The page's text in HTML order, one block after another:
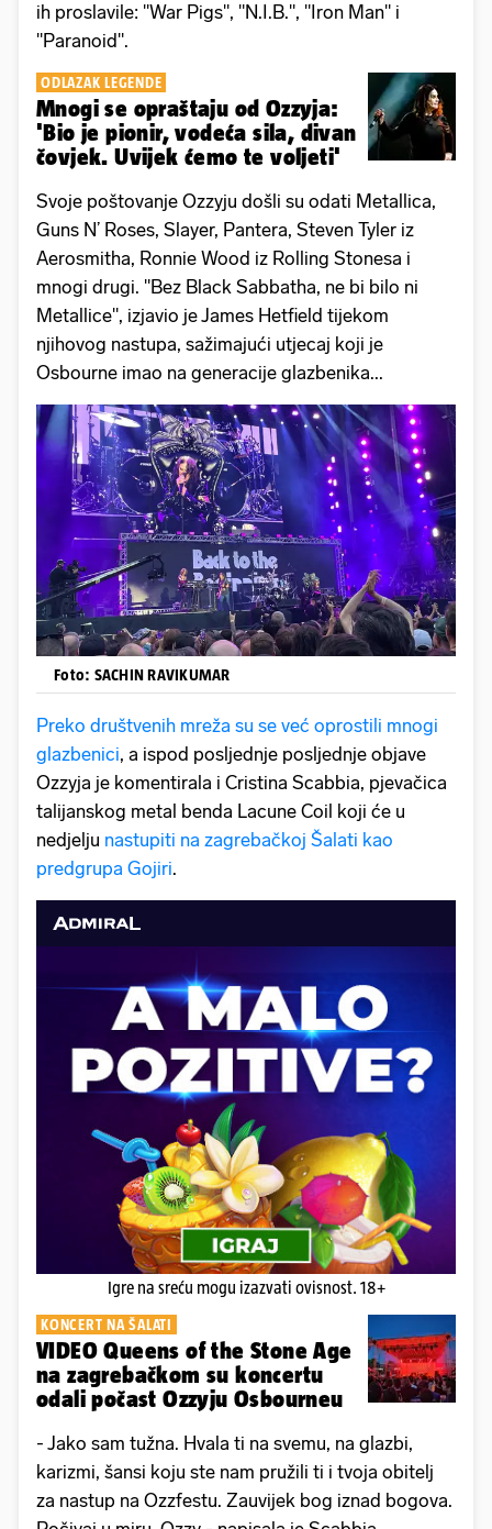
ih proslavile: "War Pigs", "N.I.B.", "Iron Man" i
"Paranoid".
ODLAZAK LEGENDE
Mnogi se opraštaju od Ozzyja:
'Bio je pionir, vodeća sila, divan
čovjek. Uvijek ćemo te voljeti'
Svoje poštovanje Ozzyju došli su odati Metallica,
Guns N’ Roses, Slayer, Pantera, Steven Tyler iz
Aerosmitha, Ronnie Wood iz Rolling Stonesa i
mnogi drugi. "Bez Black Sabbatha, ne bi bilo ni
Metallice", izjavio je James Hetfield tijekom
njihovog nastupa, sažimajući utjecaj koji je
Osbourne imao na generacije glazbenika...
Foto: SACHIN RAVIKUMAR
Preko društvenih mreža su se već oprostili mnogi
glazbenici, a ispod posljednje posljednje objave
Ozzyja je komentirala i Cristina Scabbia, pjevačica
talijanskog metal benda Lacune Coil koji će u
nedjelju nastupiti na zagrebačkoj Šalati kao
predgrupa Gojiri.
Igre na sreću mogu izazvati ovisnost. 18+
KONCERT NA ŠALATI
VIDEO Queens of the Stone Age
na zagrebačkom su koncertu
odali počast Ozzyju Osbourneu
- Jako sam tužna. Hvala ti na svemu, na glazbi,
karizmi, šansi koju ste nam pružili ti i tvoja obitelj
za nastup na Ozzfestu. Zauvijek bog iznad bogova.